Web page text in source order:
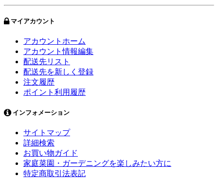
マイアカウント
アカウントホーム
アカウント情報編集
配送先リスト
配送先を新しく登録
注文履歴
ポイント利用履歴
インフォメーション
サイトマップ
詳細検索
お買い物ガイド
家庭菜園・ガーデニングを楽しみたい方に
特定商取引法表記